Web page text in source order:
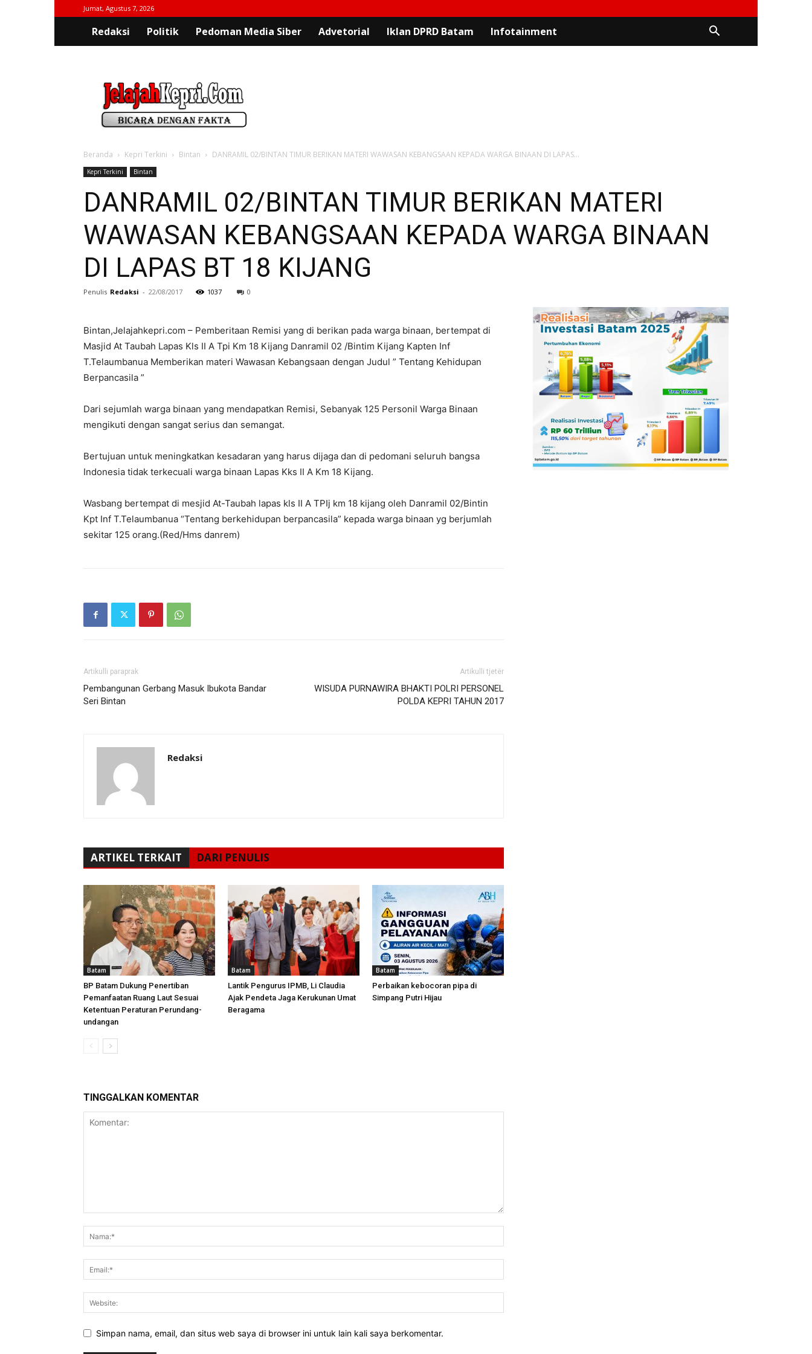
Jumat, Agustus 7, 2026
Redaksi Politik Pedoman Media Siber Advetorial Iklan DPRD Batam Infotainment
Beranda Kepri Terkini Bintan DANRAMIL 02/BINTAN TIMUR BERIKAN MATERI WAWASAN KEBANGSAAN KEPADA WARGA BINAAN DI LAPAS...
Kepri Terkini Bintan
DANRAMIL 02/BINTAN TIMUR BERIKAN MATERI
WAWASAN KEBANGSAAN KEPADA WARGA BINAAN
DI LAPAS BT 18 KIJANG
Penulis Redaksi - 22/08/2017 1037 0
Bintan,Jelajahkepri.com – Pemberitaan Remisi yang di berikan pada warga binaan, bertempat di
Masjid At Taubah Lapas Kls II A Tpi Km 18 Kijang Danramil 02 /Bintim Kijang Kapten Inf
T.Telaumbanua Memberikan materi Wawasan Kebangsaan dengan Judul ” Tentang Kehidupan
Berpancasila ”
Dari sejumlah warga binaan yang mendapatkan Remisi, Sebanyak 125 Personil Warga Binaan
mengikuti dengan sangat serius dan semangat.
Bertujuan untuk meningkatkan kesadaran yang harus dijaga dan di pedomani seluruh bangsa
Indonesia tidak terkecuali warga binaan Lapas Kks II A Km 18 Kijang.
Wasbang bertempat di mesjid At-Taubah lapas kls II A TPIj km 18 kijang oleh Danramil 02/Bintin
Kpt Inf T.Telaumbanua “Tentang berkehidupan berpancasila” kepada warga binaan yg berjumlah
sekitar 125 orang.(Red/Hms danrem)
Artikulli paraprak
Pembangunan Gerbang Masuk Ibukota Bandar
Seri Bintan
Artikulli tjetër
WISUDA PURNAWIRA BHAKTI POLRI PERSONEL
POLDA KEPRI TAHUN 2017
Redaksi
ARTIKEL TERKAIT DARI PENULIS
Batam
BP Batam Dukung Penertiban
Pemanfaatan Ruang Laut Sesuai
Ketentuan Peraturan Perundang-
undangan
Batam
Lantik Pengurus IPMB, Li Claudia
Ajak Pendeta Jaga Kerukunan Umat
Beragama
Batam
Perbaikan kebocoran pipa di
Simpang Putri Hijau
TINGGALKAN KOMENTAR
Simpan nama, email, dan situs web saya di browser ini untuk lain kali saya berkomentar.